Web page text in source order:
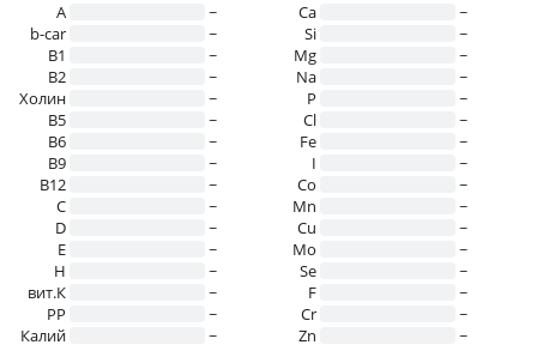
A
~
b-car
~
В1
~
B2
~
Холин
~
B5
~
B6
~
B9
~
B12
~
C
~
D
~
E
~
H
~
вит.К
~
PP
~
Калий
~
Ca
~
Si
~
Mg
~
Na
~
P
~
Cl
~
Fe
~
I
~
Co
~
Mn
~
Cu
~
Mo
~
Se
~
F
~
Cr
~
Zn
~